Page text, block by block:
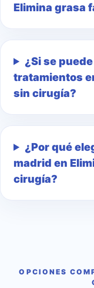
Elimina grasa
¿Si se
tratamientos
sin cirugía?
¿Por qué
madrid en
cirugía?
OPCIONES